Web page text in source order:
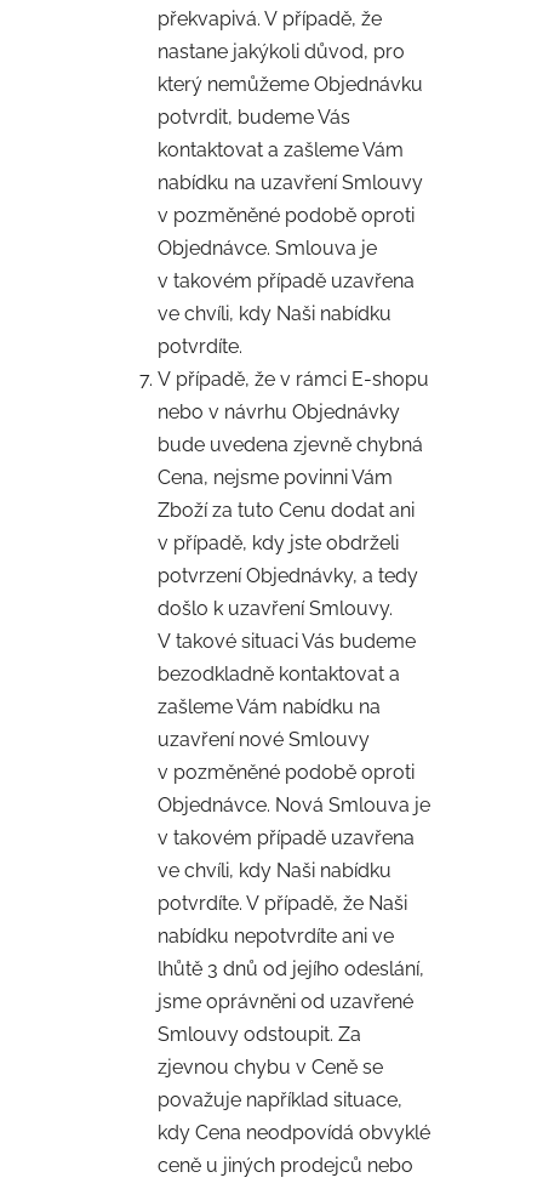
překvapivá. V případě, že
nastane jakýkoli důvod, pro
který nemůžeme Objednávku
potvrdit, budeme Vás
kontaktovat a zašleme Vám
nabídku na uzavření Smlouvy
v pozměněné podobě oproti
Objednávce. Smlouva je
v takovém případě uzavřena
ve chvíli, kdy Naši nabídku
potvrdíte.
V případě, že v rámci E-shopu
nebo v návrhu Objednávky
bude uvedena zjevně chybná
Cena, nejsme povinni Vám
Zboží za tuto Cenu dodat ani
v případě, kdy jste obdrželi
potvrzení Objednávky, a tedy
došlo k uzavření Smlouvy.
V takové situaci Vás budeme
bezodkladně kontaktovat a
zašleme Vám nabídku na
uzavření nové Smlouvy
v pozměněné podobě oproti
Objednávce. Nová Smlouva je
v takovém případě uzavřena
ve chvíli, kdy Naši nabídku
potvrdíte. V případě, že Naši
nabídku nepotvrdíte ani ve
lhůtě 3 dnů od jejího odeslání,
jsme oprávněni od uzavřené
Smlouvy odstoupit. Za
zjevnou chybu v Ceně se
považuje například situace,
kdy Cena neodpovídá obvyklé
ceně u jiných prodejců nebo